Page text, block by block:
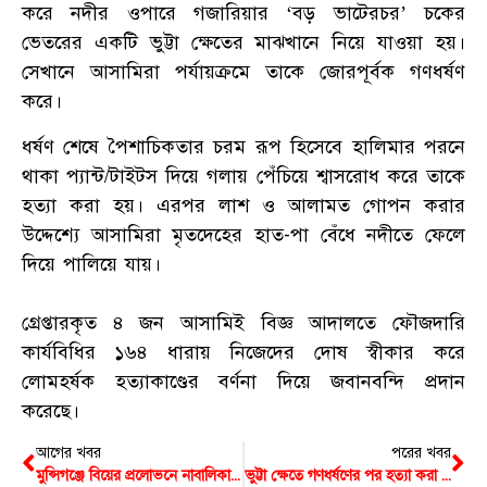
করে নদীর ওপারে গজারিয়ার ‘বড় ভাটেরচর’ চকের
ভেতরের একটি ভুট্টা ক্ষেতের মাঝখানে নিয়ে যাওয়া হয়।
সেখানে আসামিরা পর্যায়ক্রমে তাকে জোরপূর্বক গণধর্ষণ
করে।
ধর্ষণ শেষে পৈশাচিকতার চরম রূপ হিসেবে হালিমার পরনে
থাকা প্যান্ট/টাইটস দিয়ে গলায় পেঁচিয়ে শ্বাসরোধ করে তাকে
হত্যা করা হয়। এরপর লাশ ও আলামত গোপন করার
উদ্দেশ্যে আসামিরা মৃতদেহের হাত-পা বেঁধে নদীতে ফেলে
দিয়ে পালিয়ে যায়।
গ্রেপ্তারকৃত ৪ জন আসামিই বিজ্ঞ আদালতে ফৌজদারি
কার্যবিধির ১৬৪ ধারায় নিজেদের দোষ স্বীকার করে
লোমহর্ষক হত্যাকাণ্ডের বর্ণনা দিয়ে জবানবন্দি প্রদান
করেছে।
আগের খবর
মুন্সিগঞ্জে বিয়ের প্রলোভনে নাবালিকাকে ধর্ষণের অভিযোগে বিবাহিত প্রতিবেশী গ্রেপ্তার
পরের খবর
ভুট্টা ক্ষেতে গণধর্ষণের পর হত্যা করা হয় হালিমাকে, আদালতে দোষ স্বীকার ৪ জনের